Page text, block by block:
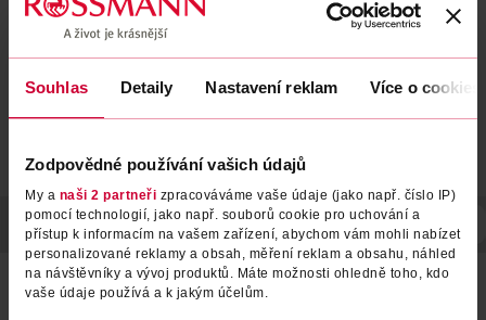
Souhlas Detaily Nastavení reklam Více o cookies
Zodpovědné používání vašich údajů
My a naši 2 partneři zpracováváme vaše údaje (jako např. číslo IP)
pomocí technologií, jako např. souborů cookie pro uchování a
přístup k informacím na vašem zařízení, abychom vám mohli nabízet
personalizované reklamy a obsah, měření reklam a obsahu, náhled
na návštěvníky a vývoj produktů. Máte možnosti ohledně toho, kdo
vaše údaje používá a k jakým účelům.
DO KOŠÍKU
Obj. č.: 1353518
94.90 Kč
DO KOŠÍKU
Obj. č.: 1308747
POPIS POUŽITÍ SLOŽENÍ HMOTNOST VYROBENO V
Hydrogelová pleťová maska Biodance Bio‑Collagen Real
Deep Masknabízí intenzivní, hloubkovou hydrataci a